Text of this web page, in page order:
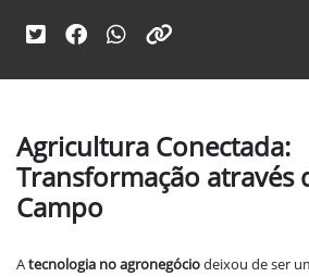
Agricultura Conectada:
Transformação através
Campo
Atecnologia no agronegóciodeixou de ser